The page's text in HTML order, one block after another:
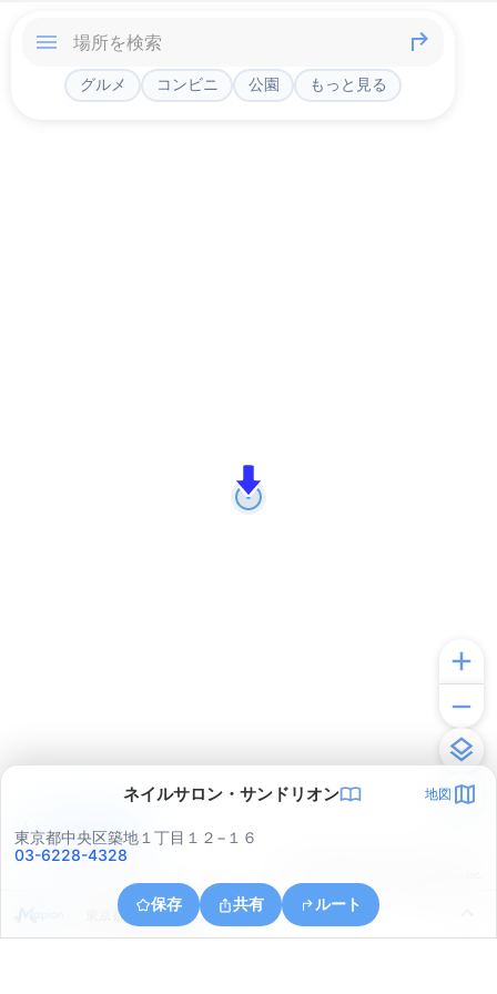
グルメ コンビニ 公園 もっと見る
ネイルサロン・サンドリオン 地図
東京都中央区築地１丁目１２−１６
03-6228-4328
保存 共有 ルート
東京都中央区明石町１
アプリで見る